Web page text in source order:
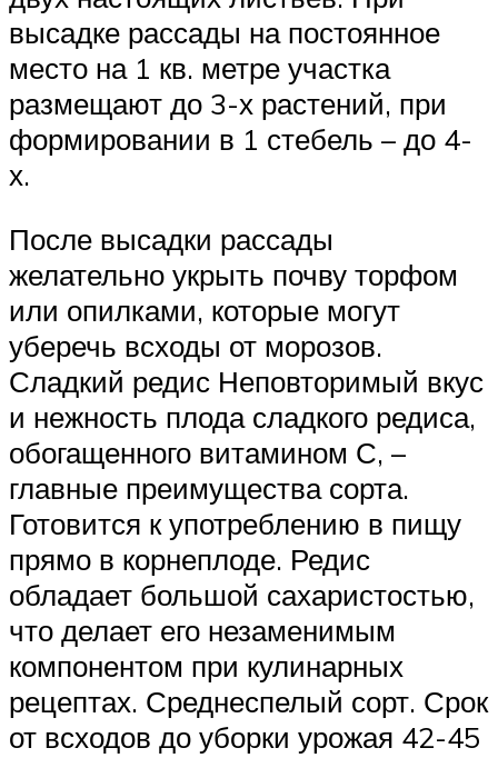
высадке рассады на постоянное
место на 1 кв. метре участка
размещают до 3-х растений, при
формировании в 1 стебель – до 4-
х.
После высадки рассады
желательно укрыть почву торфом
или опилками, которые могут
уберечь всходы от морозов.
Сладкий редис Неповторимый вкус
и нежность плода сладкого редиса,
обогащенного витамином С, –
главные преимущества сорта.
Готовится к употреблению в пищу
прямо в корнеплоде. Редис
обладает большой сахаристостью,
что делает его незаменимым
компонентом при кулинарных
рецептах. Среднеспелый сорт. Срок
от всходов до уборки урожая 42-45